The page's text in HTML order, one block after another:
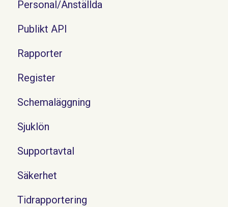
Personal/Anställda
Publikt API
Rapporter
Register
Schemaläggning
Sjuklön
Supportavtal
Säkerhet
Tidrapportering